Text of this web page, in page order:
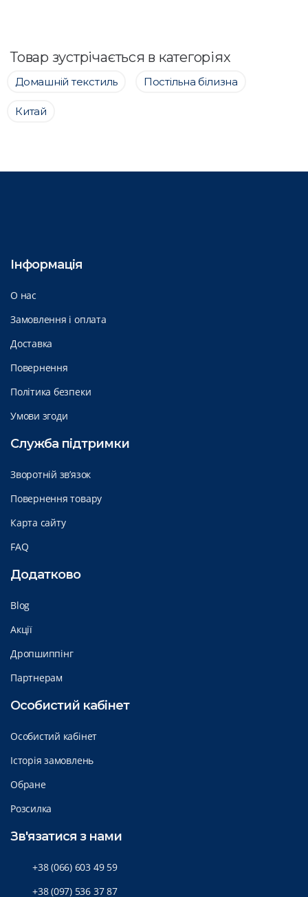
Товар зустрічається в категоріях
Домашній текстиль Постільна білизна
Китай
Інформація
О нас
Замовлення і оплата
Доставка
Повернення
Політика безпеки
Умови згоди
Служба підтримки
Зворотній зв’язок
Повернення товару
Карта сайту
FAQ
Додатково
Blog
Акції
Дропшиппінг
Партнерам
Особистий кабінет
Особистий кабінет
Історія замовлень
Обране
Розсилка
Зв'язатися з нами
+38 (066) 603 49 59
+38 (097) 536 37 87